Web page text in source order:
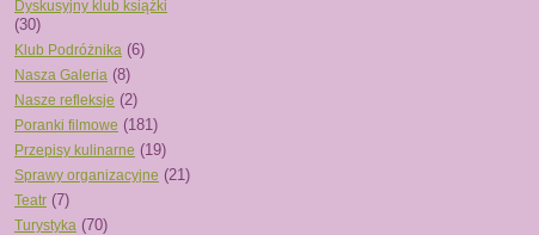
Dyskusyjny klub książki
(30)
Klub Podróżnika (6)
Nasza Galeria (8)
Nasze refleksje (2)
Poranki filmowe (181)
Przepisy kulinarne (19)
Sprawy organizacyjne (21)
Teatr (7)
Turystyka (70)